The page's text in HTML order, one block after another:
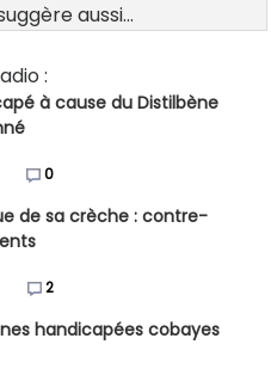
aussi...
:
à cause du Distilbène
0
de sa crèche : contre-
2
handicapées cobayes